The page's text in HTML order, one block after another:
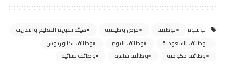
الوسوم توظيف فرص وظيفية
هيئة تقويم التعليم والتدريب
وظائف السعودية
وظائف اليوم
وظائف بكالوريوس
وظائف حكوميه
وظائف شاغرة وظائف نسائية